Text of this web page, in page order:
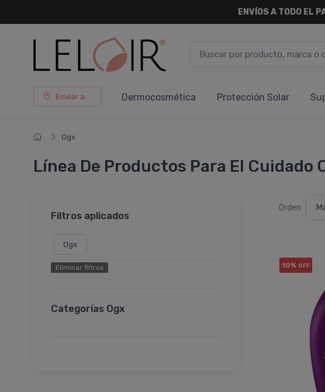
ENVÍOS A TODO EL
Enviar a ... Dermocosmética Protección Solar
Ogx
Línea De Productos Para El Cuidado
Filtros aplicados
Ogx
Eliminar filtros
Categorías Ogx
Orden
10% OFF